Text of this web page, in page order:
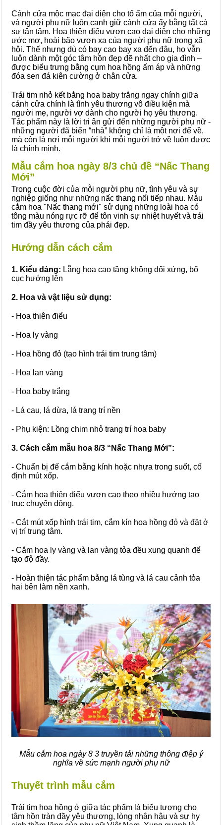
Cánh cửa mộc mạc đại diện cho tổ ấm của mỗi người,
và người phụ nữ luôn canh giữ cánh cửa ấy bằng tất cả
sự tận tâm. Hoa thiên điểu vươn cao đại diện cho những
ước mơ, hoài bão vươn xa của người phụ nữ trong xã
hội. Thế nhưng dù có bay cao bay xa đến đâu, họ vẫn
luôn dành một góc tâm hồn đẹp đẽ nhất cho gia đình –
được biểu trưng bằng cụm hoa hồng ấm áp và những
đóa sen đá kiên cường ở chân cửa.
Trái tim nhỏ kết bằng hoa baby trắng ngay chính giữa
cánh cửa chính là tình yêu thương vô điều kiện mà
người mẹ, người vợ dành cho người họ yêu thương.
Tác phẩm này là lời tri ân gửi đến những người phụ nữ -
những người đã biến “nhà” không chỉ là một nơi để về,
mà còn là nơi mỗi người khi mỗi người trở về luôn được
là chính mình.
Mẫu cắm hoa ngày 8/3 chủ đề “Nấc Thang
Mới”
Trong cuộc đời của mỗi người phụ nữ, tình yêu và sự
nghiệp giống như những nấc thang nối tiếp nhau. Mẫu
cắm hoa "Nấc thang mới" sử dụng những loài hoa có
tông màu nóng rực rỡ để tôn vinh sự nhiệt huyết và trái
tim đầy yêu thương của phái đẹp.
Hướng dẫn cách cắm
1. Kiểu dáng: Lẵng hoa cao tầng không đối xứng, bố
cục hướng lên
2. Hoa và vật liệu sử dụng:
- Hoa thiên điểu
- Hoa ly vàng
- Hoa hồng đỏ (tạo hình trái tim trung tâm)
- Hoa lan vàng
- Hoa baby trắng
- Lá cau, lá dừa, lá trang trí nền
- Phụ kiện: Lồng chim nhỏ trang trí hoa baby
3. Cách cắm mẫu hoa 8/3 “Nấc Thang Mới”:
- Chuẩn bị đế cắm bằng kính hoặc nhựa trong suốt, cố
định mút xốp.
- Cắm hoa thiên điểu vươn cao theo nhiều hướng tạo
trục chuyển động.
- Cắt mút xốp hình trái tim, cắm kín hoa hồng đỏ và đặt ở
vị trí trung tâm.
- Cắm hoa ly vàng và lan vàng tỏa đều xung quanh để
tạo độ đầy.
- Hoàn thiện tác phẩm bằng lá tùng và lá cau cảnh tỏa
hai bên làm nền xanh.
Mẫu cắm hoa ngày 8 3 truyền tải những thông điệp ý
nghĩa về sức mạnh người phụ nữ
Thuyết trình mẫu cắm
Trái tim hoa hồng ở giữa tác phẩm là biểu tượng cho
tâm hồn tràn đầy yêu thương, lòng nhân hậu và sự hy